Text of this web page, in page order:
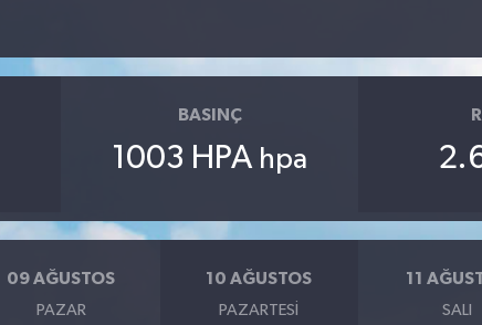
BASINÇ
1003 HPA hpa
09 AĞUSTOS
PAZAR
10 AĞUSTOS
PAZARTESI
11
SALI